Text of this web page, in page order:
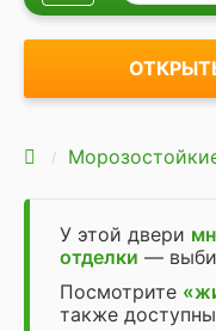
У этой двери
отделки —
Посмотрите
также доступны